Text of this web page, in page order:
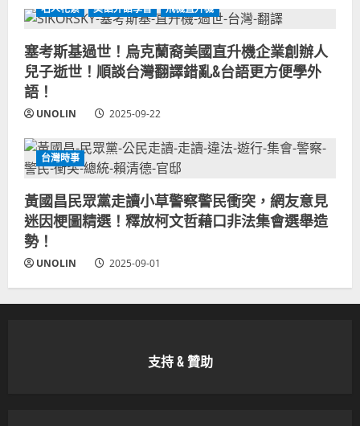
名人花絮
美語外語學習 飛機直升機
塞考斯基過世！烏克蘭裔美國直升機企業創辦人
兒子逝世！順談台灣翻譯錯亂&台語更方便學外
語！
UNOLIN 2025-09-22
台灣時事
黃國昌民眾黨走讀小草警察警民衝突，網友意見
迷因梗圖精選！釋放柯文哲藉口非法集會選舉造
勢！
UNOLIN 2025-09-01
支持 & 贊助